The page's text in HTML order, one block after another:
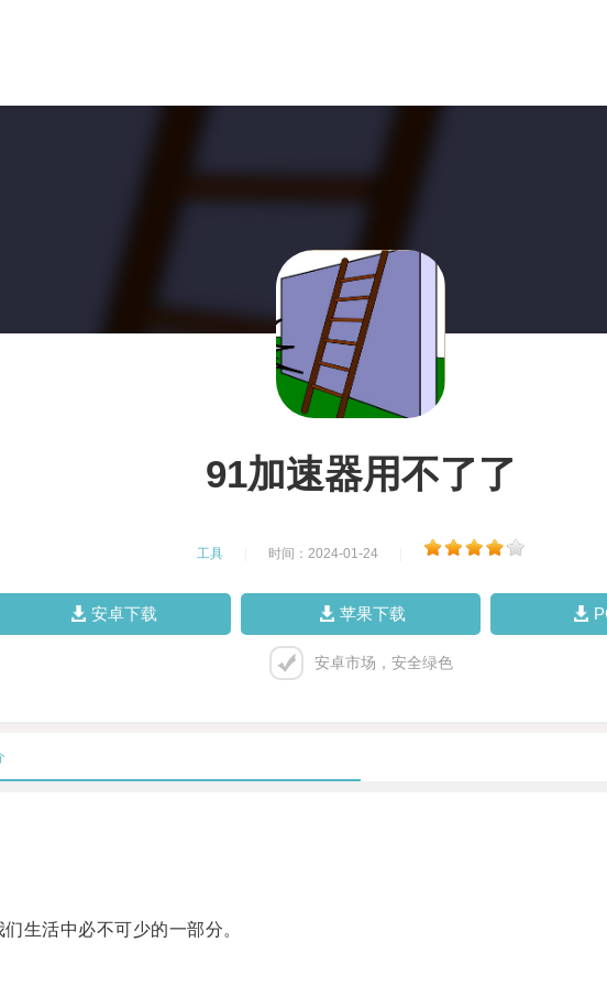
91加速器用不了了
工具 时间：2024-01-24
安卓下载 苹果下载
安卓市场，安全绿色
活中必不可少的一部分。